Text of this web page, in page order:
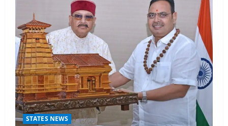
STATES NEWS